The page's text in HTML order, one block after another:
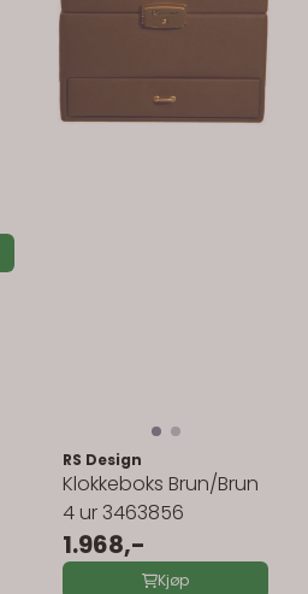
RS Design
Klokkeboks Brun/Brun
4 ur 3463856
1.968,-
Kjøp